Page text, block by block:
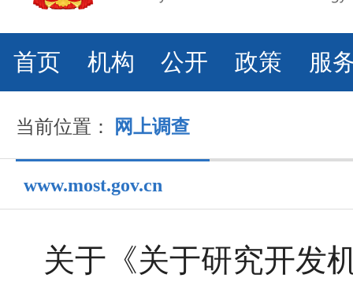
首页 机构 公开 政策 服
当前位置： 网上调查
www.most.gov.cn
关于《关于研究开发